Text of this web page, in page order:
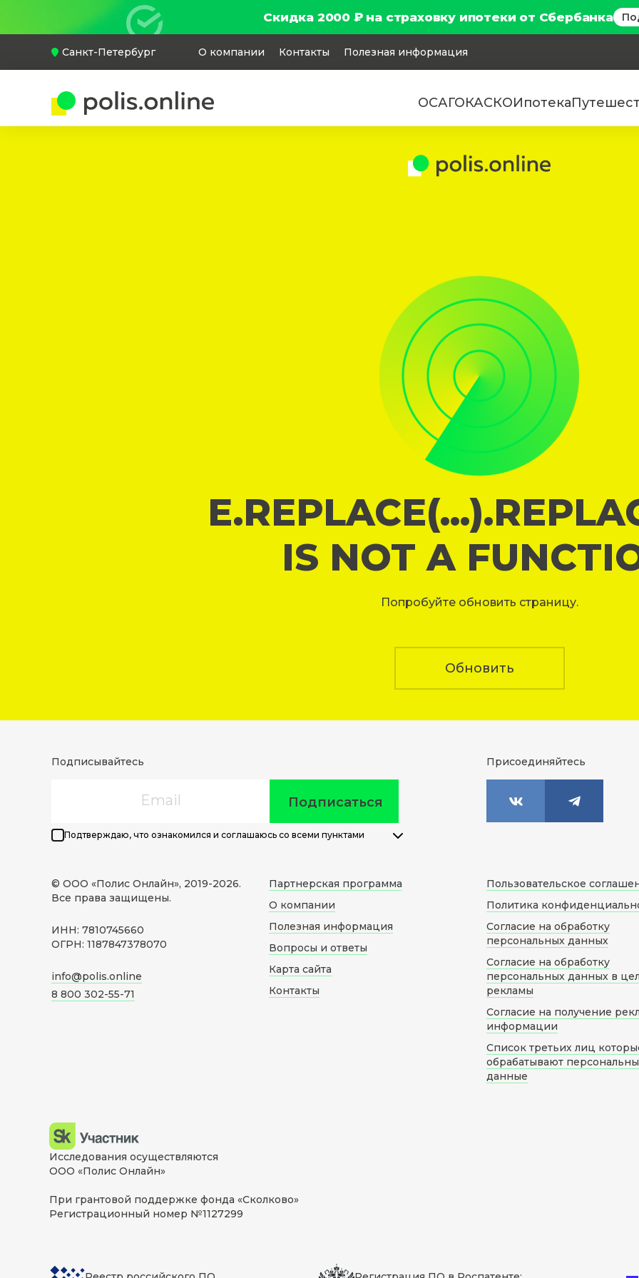
Скидка 2000 ₽ на страховку ипотеки от Сбербанка
Санкт-Петербург О компании Контакты Полезная информация
ОСАГОКАСКОИпотека
IS NOT A
Попробуйте обновить страницу.
Обновить
Подписывайтесь
Подписаться
Подтверждаю, что ознакомился и соглашаюсь со всеми пунктами
Присоединяйтесь
© ООО «Полис Онлайн», 2019-2026.
Все права защищены.
ИНН: 7810745660
ОГРН: 1187847378070
info@polis.online
8 800 302-55-71
Партнерская программа
О компании
Полезная информация
Вопросы и ответы
Карта сайта
Контакты
Пользовательское
Политика
Согласие на обработку
персональных данных
Согласие на обработку
персональных данных в
рекламы
Согласие на получение
информации
Список третьих лиц
обрабатывают
данные
Исследования осуществляются
ООО «Полис Онлайн»
При грантовой поддержке фонда «Сколково»
Регистрационный номер №1127299